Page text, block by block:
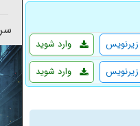
وارد شوید
زیرنویس
وارد شوید زیرنویس